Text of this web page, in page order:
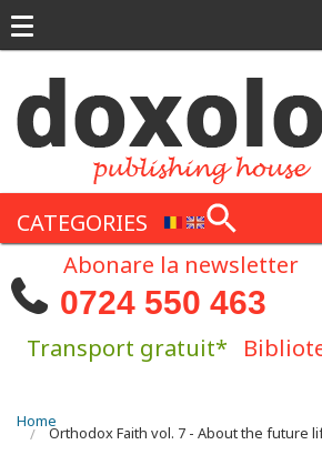
CATEGORIES
Abonare la newsletter
0724 550 463
Transport gratuit*
You are here
Home
Orthodox Faith vol. 7 - About the future